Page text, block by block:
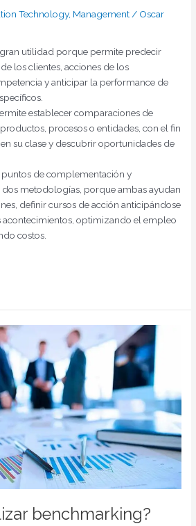
Technology, Management/ Oscar
utilidad porque permite predecir
los clientes, acciones de los
y anticipar la performance de
establecer comparaciones de
procesos o entidades, con el fin
su clase y descubrir oportunidades de
de complementación y
dos metodologías, porque ambas ayudan
definir cursos de acción anticipándose
acontecimientos, optimizando el empleo
costos.
benchmarking?